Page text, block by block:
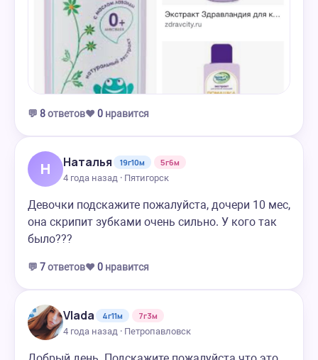
💬 8ответов❤️ 0 нравится
Н Наталья 19г10м
5г6м
4 года назад · Пятигорск
Девочки подскажите пожалуйста, дочери 10 мес,
она скрипит зубками очень сильно. У кого так
было???
💬 7ответов❤️ 0 нравится
Vlada 4г11м
7г3м
4 года назад · Петропавловск